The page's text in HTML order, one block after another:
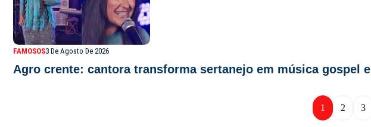
FAMOSOS3 De Agosto De 2026
Agro crente: cantora transforma sertanejo em música gospel
1 2 3